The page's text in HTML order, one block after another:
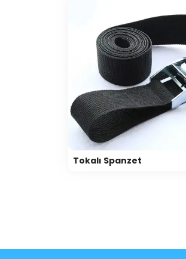
Tokalı Spanzet